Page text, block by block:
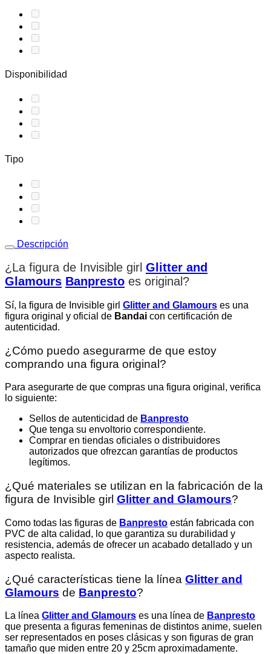
Disponibilidad
Tipo
Descripción
¿La figura de Invisible girl Glitter and
Glamours Banpresto es original ?
Sí, la figura de Invisible girl Glitter and Glamours es una
figura original y oficial de Bandai con certificación de
autenticidad.
¿Cómo puedo asegurarme de que estoy
comprando una figura original?
Para asegurarte de que compras una figura original, verifica
lo siguiente:
Sellos de autenticidad de Banpresto
Que tenga su envoltorio correspondiente.
Comprar en tiendas oficiales o distribuidores
autorizados que ofrezcan garantías de productos
legítimos.
¿Qué materiales se utilizan en la fabricación de la
figura de Invisible girl Glitter and Glamours?
Como todas las figuras de Banpresto están fabricada con
PVC de alta calidad, lo que garantiza su durabilidad y
resistencia, además de ofrecer un acabado detallado y un
aspecto realista.
¿Qué características tiene la línea Glitter and
Glamours de Banpresto?
La línea Glitter and Glamours es una línea de Banpresto
que presenta a figuras femeninas de distintos anime, suelen
ser representados en poses clásicas y son figuras de gran
tamaño que miden entre 20 y 25cm aproximadamente.